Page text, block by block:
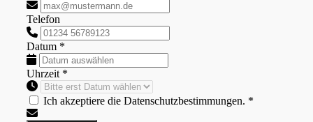
Telefon
Datum *
Uhrzeit *
Ich akzeptiere die Datenschutzbestimmungen. *